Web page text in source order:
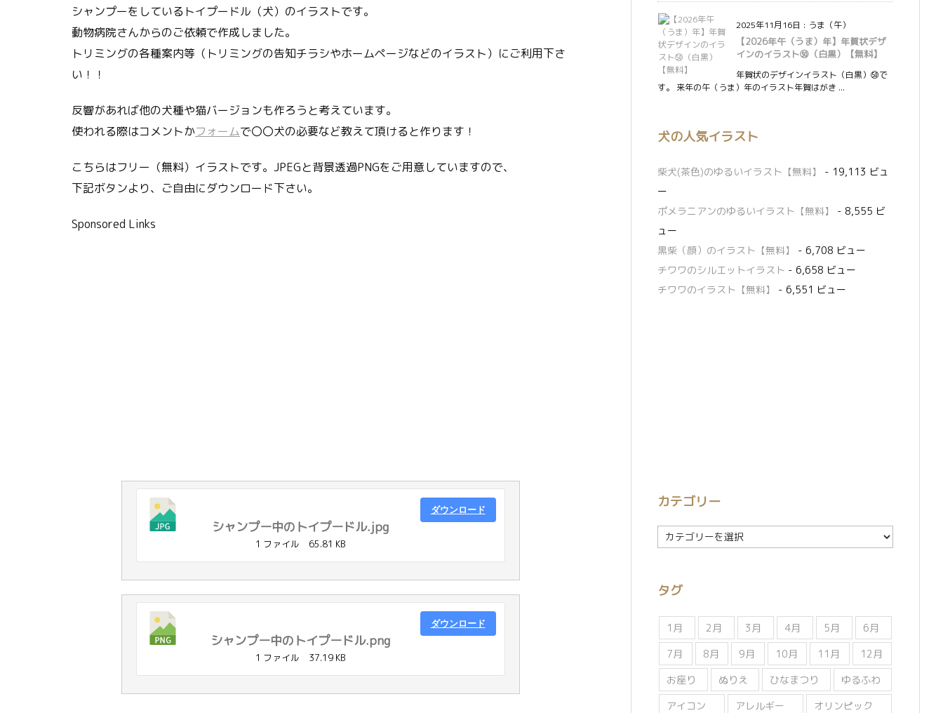
シャンプーをしているトイプードル（犬）のイラストです。
動物病院さんからのご依頼で作成しました。
トリミングの各種案内等（トリミングの告知チラシやホームページなどのイラスト）にご利用下さ
い！！
反響があれば他の犬種や猫バージョンも作ろうと考えています。
使われる際はコメントかフォームで〇〇犬の必要など教えて頂けると作ります！
こちらはフリー（無料）イラストです。JPEGと背景透過PNGをご用意していますので、
下記ボタンより、ご自由にダウンロード下さい。
Sponsored Links
シャンプー中のトイプードル.jpg
1 ファイル 65.81 KB
ダウンロード
シャンプー中のトイプードル.png
1 ファイル 37.19 KB
ダウンロード
2025年11月16日 : うま（午）
【2026年午（うま）年】年賀状デザ
インのイラスト㊿（白黒）【無料】
年賀状のデザインイラスト（白黒）㊿で
す。 来年の午（うま）年のイラスト年賀はがき ...
犬の人気イラスト
柴犬(茶色)のゆるいイラスト【無料】
- 19,113 ビュ
ー
ポメラニアンのゆるいイラスト【無料】
- 8,555 ビ
ュー
黒柴（顔）のイラスト【無料】
- 6,708 ビュー
チワワのシルエットイラスト - 6,658 ビュー
チワワのイラスト【無料】
- 6,551 ビュー
カテゴリー
カ
テ
ー
タグ
1月 2月 3月 4月 5月
6月
7月
8月 9月 10月 11月
12月
お座り
ぬりえ ひなまつり
ゆるふわ
アイコン
アレルギー
オリンピック